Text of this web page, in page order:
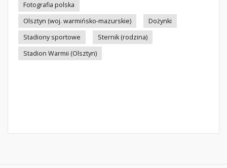
Fotografia polska
Olsztyn (woj. warmińsko-mazurskie)
Dożynki
Stadiony sportowe
Sternik (rodzina)
Stadion Warmii (Olsztyn)